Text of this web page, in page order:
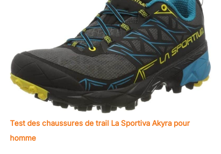
Test des chaussures de trail La Sportiva Akyra pour
homme